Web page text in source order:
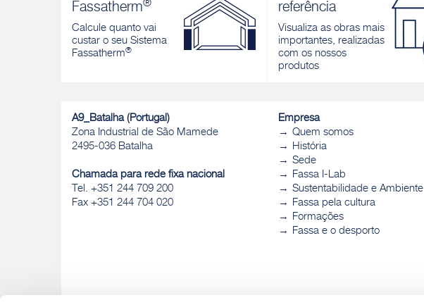
Descobrir
Fassatherm®
Calcule quanto vai
custar o seu Sistema
Fassatherm®
referência
Visualiza as obras mais
importantes, realizadas
com os nossos
produtos
A9_Batalha (Portugal)
Zona Industrial de São Mamede
2495-036 Batalha
Chamada para rede fixa nacional
Tel. +351 244 709 200
Fax +351 244 704 020
Empresa
Quem somos
História
Sede
Fassa I-Lab
Sustentabilidade e Ambiente
Fassa pela cultura
Formações
Fassa e o desporto